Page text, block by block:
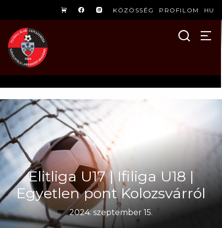
KÖZÖSSÉG PROFILOM HU
Elitliga U17 | Ifiliga U18 |
Egyetlen pont Kolozsvárról
2024. szeptember 15.